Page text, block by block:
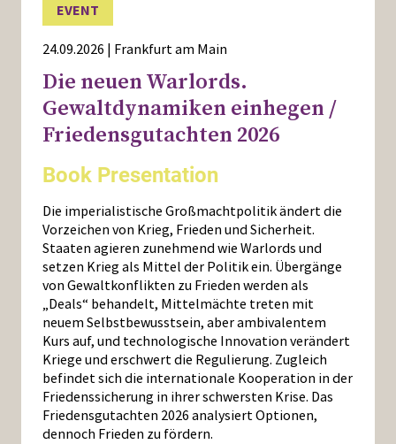
EVENT
24.09.2026 | Frankfurt am Main
Die neuen Warlords.
Gewaltdynamiken einhegen /
Friedensgutachten 2026
Book Presentation
Die imperialistische Großmachtpolitik ändert die
Vorzeichen von Krieg, Frieden und Sicherheit.
Staaten agieren zunehmend wie Warlords und
setzen Krieg als Mittel der Politik ein. Übergänge
von Gewaltkonflikten zu Frieden werden als
„Deals“ behandelt, Mittelmächte treten mit
neuem Selbstbewusstsein, aber ambivalentem
Kurs auf, und technologische Innovation verändert
Kriege und erschwert die Regulierung. Zugleich
befindet sich die internationale Kooperation in der
Friedenssicherung in ihrer schwersten Krise. Das
Friedensgutachten 2026 analysiert Optionen,
dennoch Frieden zu fördern.